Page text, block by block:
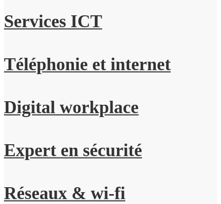
Services ICT
Téléphonie et internet
Digital workplace
Expert en sécurité
Réseaux & wi-fi